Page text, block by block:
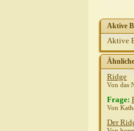
Aktive
Aktive
Ridge
Von das
Frage:
Von
Der